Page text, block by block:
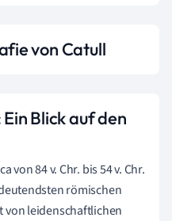
von Catull
Blick auf den
von 84 v. Chr. bis 54 v. Chr.
römischen
von leidenschaftlichen